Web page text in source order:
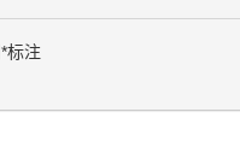
*标注